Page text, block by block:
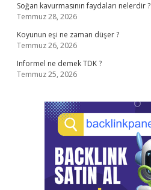
Soğan kavurmasının faydaları nelerdir ?
Temmuz 28, 2026
Koyunun eşi ne zaman düşer ?
Temmuz 26, 2026
Informel ne demek TDK ?
Temmuz 25, 2026